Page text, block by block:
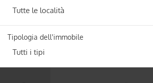
Tutte le località
Tipologia dell'immobile
Tutti i tipi